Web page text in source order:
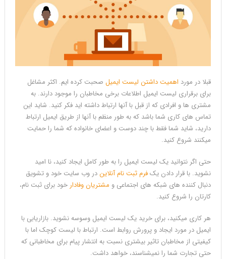
قبلا در مورد اهمیت داشتن لیست ایمیلصحبت کرده ایم. اکثر مشاغل
برای برقراری لیست ایمیل اطلاعات برخی مخاطبان را موجود دارند. به
مشتری ها و افرادی که از قبل با آنها ارتباط داشته اید فکر کنید. شاید این
تماس های کاری شما باشد که به طور منظم با آنها از طریق ایمیل ارتباط
دارید، شاید شما فقط با چند دوست و اعضای خانواده که شما را حمایت
میکنند شروع کنید.
حتی اگر نتوانید یک لیست ایمیل را به طور کامل ایجاد کنید، نا امید
نشوید. با قرار دادن یکفرم ثبت نام آنلایندر وب سایت خود و تشویق
دنبال کننده های شبکه های اجتماعی و مشتریان وفادار خود برای ثبت نام،
کارتان را شروع کنید.
هر کاری میکنید، برای خرید یک لیست ایمیل وسوسه نشوید. بازاریابی با
ایمیل در مورد ایجاد و پرورش روابط است. ارتباط با لیست کوچک اما با
کیفیتی از مخاطبان تاثیر بیشتری نسبت به انتشار پیام برای مخاطبانی که
حتی تجارت شما را نمیشناسند، خواهد داشت.